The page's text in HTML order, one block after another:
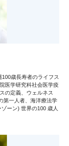
歳長寿者のライフス
医学研究科社会医学疫
の定義、ウェルネス
第一人者、海洋療法学
ーン) 世界の100 歳人